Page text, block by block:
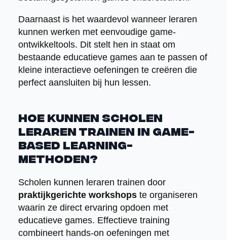
Daarnaast is het waardevol wanneer leraren
kunnen werken met eenvoudige game-
ontwikkeltools. Dit stelt hen in staat om
bestaande educatieve games aan te passen of
kleine interactieve oefeningen te creëren die
perfect aansluiten bij hun lessen.
Hoe kunnen scholen
leraren trainen in game-
based learning-
methoden?
Scholen kunnen leraren trainen door
praktijkgerichte workshopste organiseren
waarin ze direct ervaring opdoen met
educatieve games. Effectieve training
combineert hands-on oefeningen met